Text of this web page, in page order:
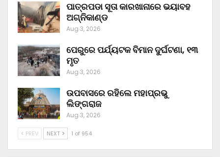
ପାତ୍ରପଡା ସୂତା କାରଖାନାରେ ଭୟାବହ
ଅଗ୍ନିକାଣ୍ଡ
Aug 3, 2026
ପେରୁରେ ପର୍ଯ୍ୟଟକ ବିମାନ ଦୁର୍ଘଟଣା, ୧୩
ମୃତ
Aug 3, 2026
ଉପବାସରେ ରହିଲେ ମହାପ୍ରଭୁ
ଲିଙ୍ଗରାଜ
Aug 3, 2026
PREV NEXT 1 of 954